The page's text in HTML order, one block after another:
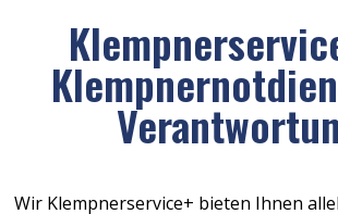
Wir Klempnerservice+ bieten Ihnen